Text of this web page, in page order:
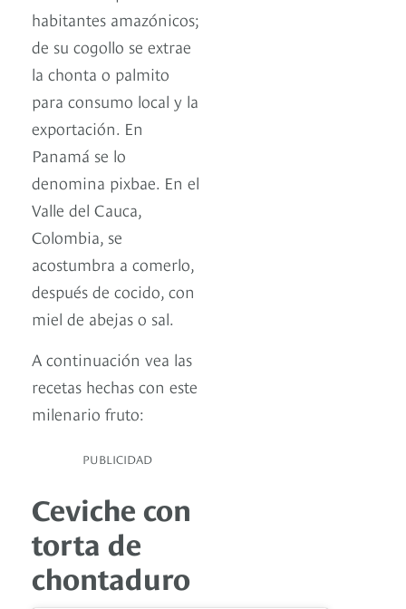
habitantes amazónicos;
de su cogollo se extrae
la chonta o palmito
para consumo local y la
exportación. En
Panamá se lo
denomina pixbae. En el
Valle del Cauca,
Colombia, se
acostumbra a comerlo,
después de cocido, con
miel de abejas o sal.
A continuación vea las
recetas hechas con este
milenario fruto:
PUBLICIDAD
Ceviche con
torta de
chontaduro